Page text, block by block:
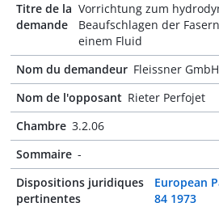
Titre de la
demande
Vorrichtung zum
Beaufschlagen der
einem Fluid
Nom du demandeur Fleissner
Nom de l'opposant Rieter Perfojet
Chambre 3.2.06
Sommaire -
Dispositions juridiques
pertinentes
European
84 1973